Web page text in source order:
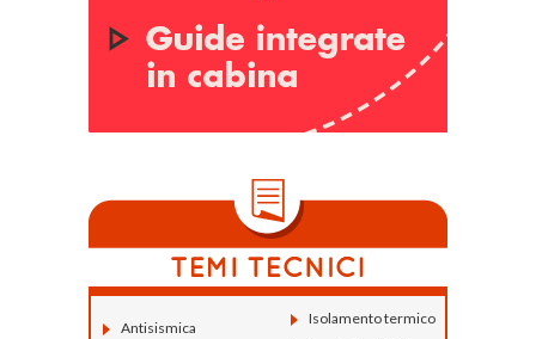
Antisismica
Isolamento termico